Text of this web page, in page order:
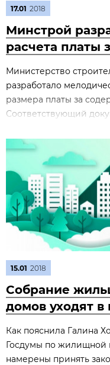
17.01 2018
Минстрой
расчета платы
Министерство
разработало
размера платы за
Соответствующий
15.01 2018
Собрание
домов уходят
Как пояснила Галина
Госдумы по жилищной
намерены принять